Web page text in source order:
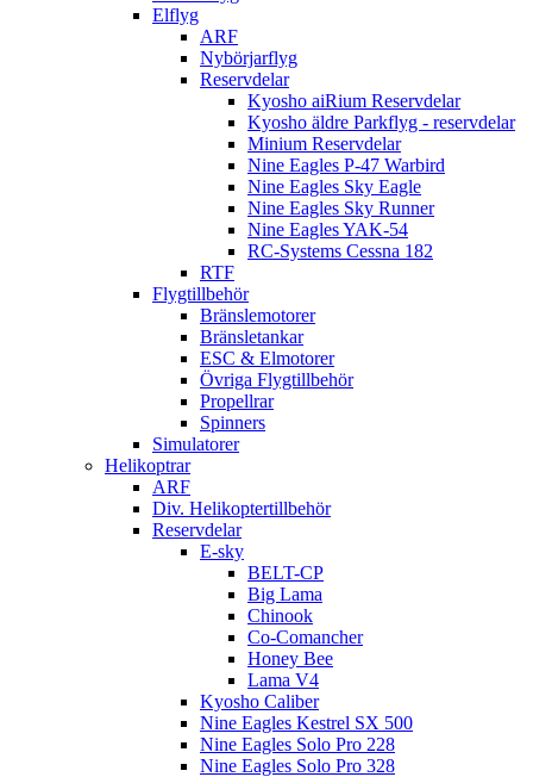
Elflyg
ARF
Nybörjarflyg
Reservdelar
Kyosho aiRium Reservdelar
Kyosho äldre Parkflyg - reservdelar
Minium Reservdelar
Nine Eagles P-47 Warbird
Nine Eagles Sky Eagle
Nine Eagles Sky Runner
Nine Eagles YAK-54
RC-Systems Cessna 182
RTF
Flygtillbehör
Bränslemotorer
Bränsletankar
ESC & Elmotorer
Övriga Flygtillbehör
Propellrar
Spinners
Simulatorer
Helikoptrar
ARF
Div. Helikoptertillbehör
Reservdelar
E-sky
BELT-CP
Big Lama
Chinook
Co-Comancher
Honey Bee
Lama V4
Kyosho Caliber
Nine Eagles Kestrel SX 500
Nine Eagles Solo Pro 228
Nine Eagles Solo Pro 328